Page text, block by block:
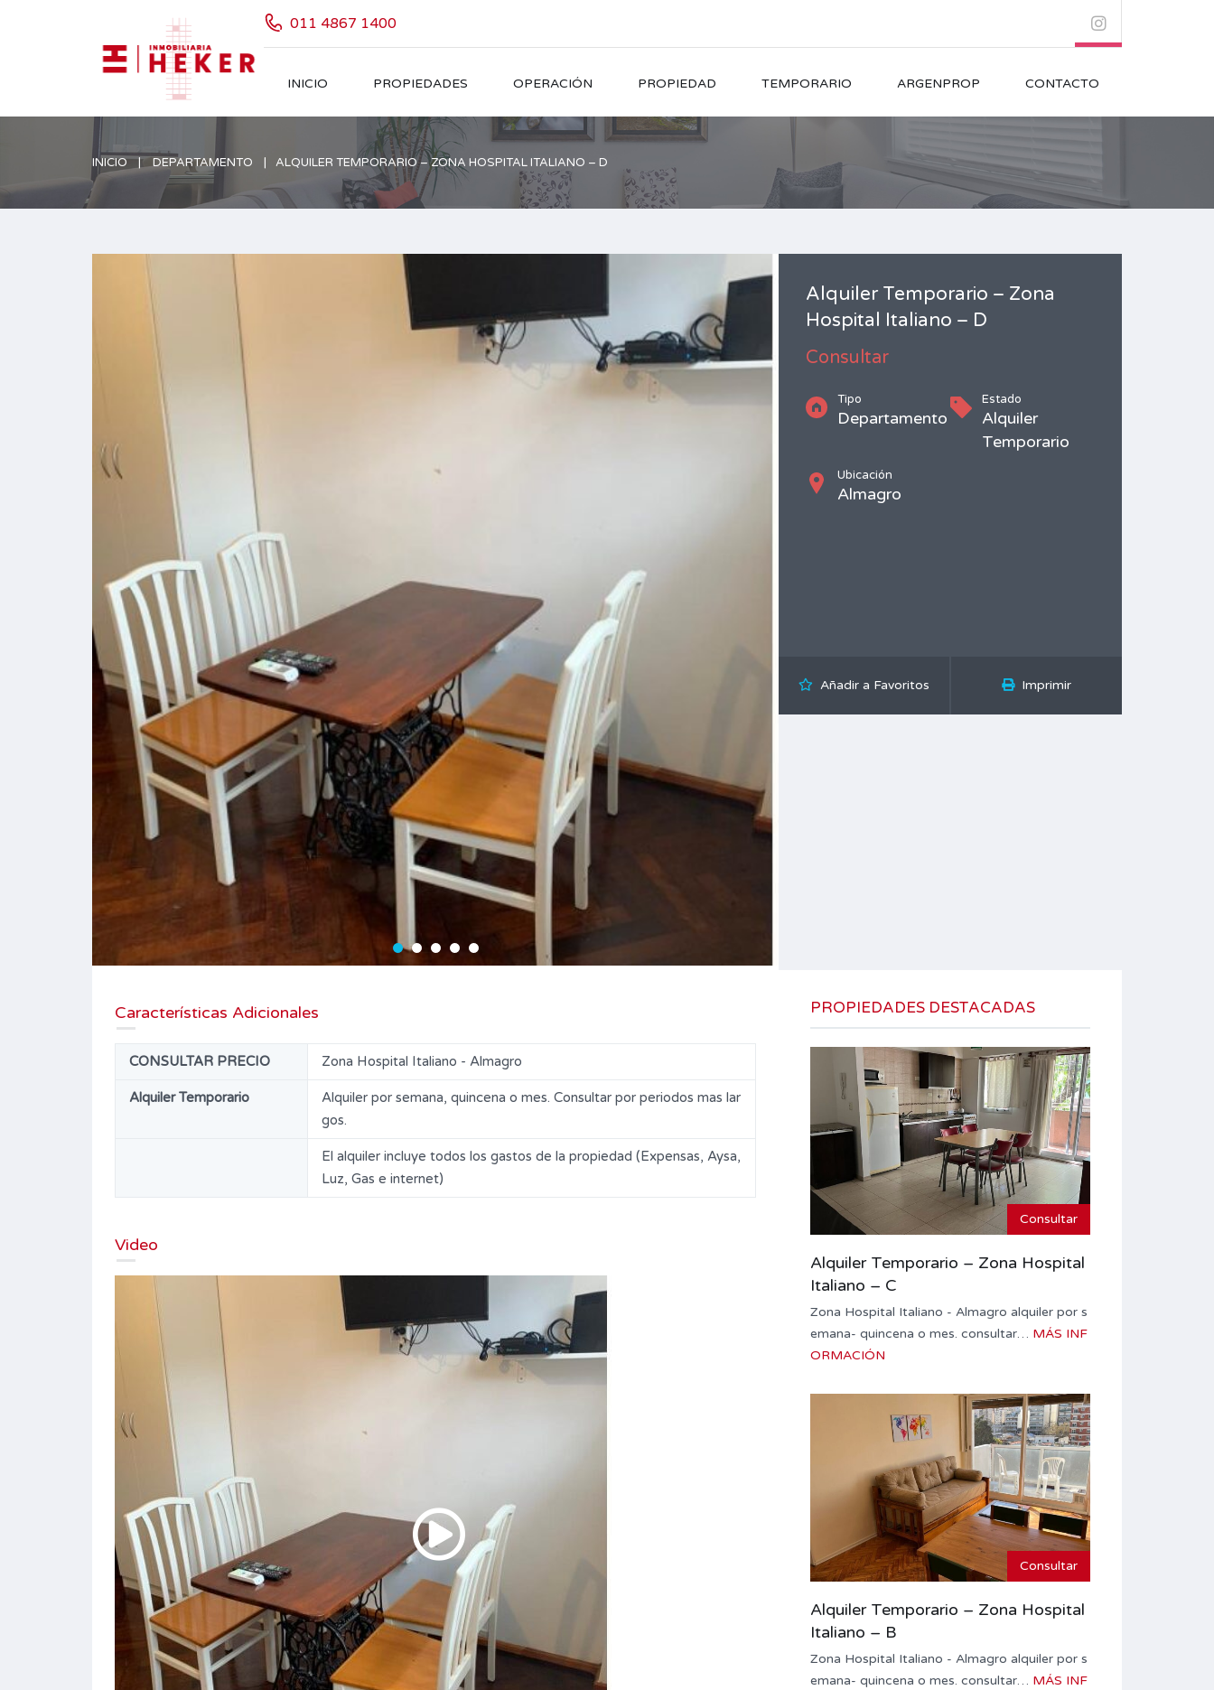
011 4867 1400
INICIO PROPIEDADES OPERACIÓN PROPIEDAD TEMPORARIO ARGENPROP CONTACTO
INICIO DEPARTAMENTO ALQUILER TEMPORARIO – ZONA HOSPITAL ITALIANO – D
Alquiler Temporario – Zona
Hospital Italiano – D
Consultar
Tipo
Departamento
Estado
Alquiler
Temporario
Ubicación
Almagro
Añadir a Favoritos Imprimir
Características Adicionales
CONSULTAR PRECIO Zona Hospital Italiano - Almagro
Alquiler Temporario
Alquiler por semana, quincena o mes. Consultar por periodos mas lar
gos.
El alquiler incluye todos los gastos de la propiedad (Expensas, Aysa,
Luz, Gas e internet)
Video
PROPIEDADES DESTACADAS
Consultar
Alquiler Temporario – Zona Hospital
Italiano – C
Zona Hospital Italiano - Almagro alquiler por s
emana- quincena o mes. consultar… MÁS INF
ORMACIÓN
Consultar
Alquiler Temporario – Zona Hospital
Italiano – B
Zona Hospital Italiano - Almagro alquiler por s
emana- quincena o mes. consultar… MÁS INF